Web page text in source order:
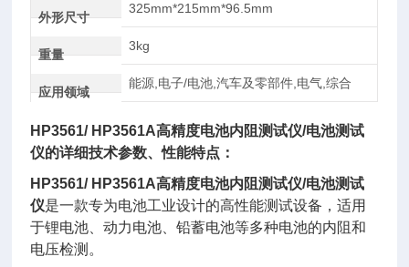
外形尺寸
325mm*215mm*96.5mm
重量
3kg
应用领域
能源,电子/电池,汽车及零部件,电气,综合
HP3561/ HP3561A高精度电池内阻测试仪/电池测试
仪的详细技术参数、性能特点：
HP3561/ HP3561A高精度电池内阻测试仪/电池测试
仪是一款专为电池工业设计的高性能测试设备，适用
于锂电池、动力电池、铅蓄电池等多种电池的内阻和
电压检测。